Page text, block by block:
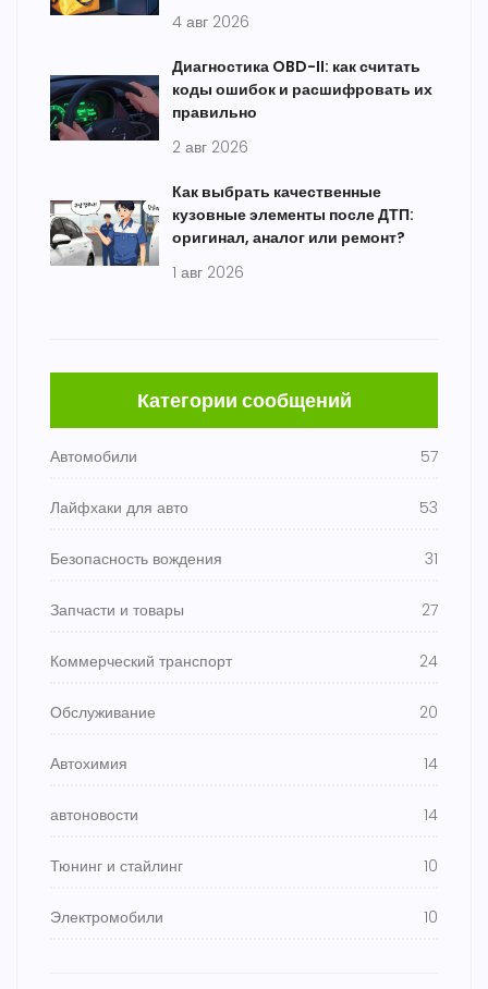
4 авг 2026
Диагностика OBD-II: как считать
коды ошибок и расшифровать их
правильно
2 авг 2026
Как выбрать качественные
кузовные элементы после ДТП:
оригинал, аналог или ремонт?
1 авг 2026
Категории сообщений
Автомобили 57
Лайфхаки для авто 53
Безопасность вождения 31
Запчасти и товары 27
Коммерческий транспорт 24
Обслуживание 20
Автохимия 14
автоновости 14
Тюнинг и стайлинг 10
Электромобили 10